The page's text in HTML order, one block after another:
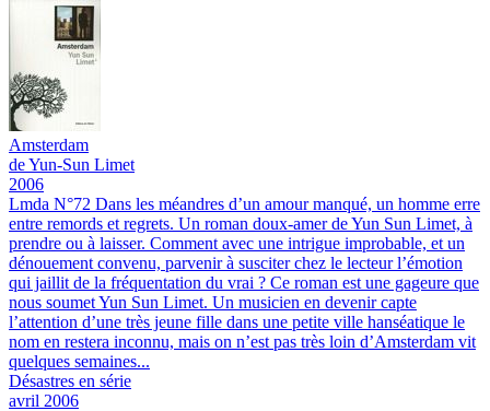
Amsterdam
de Yun-Sun Limet
2006
Lmda N°72 Dans les méandres d’un amour manqué, un homme erre
entre remords et regrets. Un roman doux-amer de Yun Sun Limet, à
prendre ou à laisser. Comment avec une intrigue improbable, et un
dénouement convenu, parvenir à susciter chez le lecteur l’émotion
qui jaillit de la fréquentation du vrai ? Ce roman est une gageure que
nous soumet Yun Sun Limet. Un musicien en devenir capte
l’attention d’une très jeune fille dans une petite ville hanséatique le
nom en restera inconnu, mais on n’est pas très loin d’Amsterdam vit
quelques semaines...
Désastres en série
avril 2006